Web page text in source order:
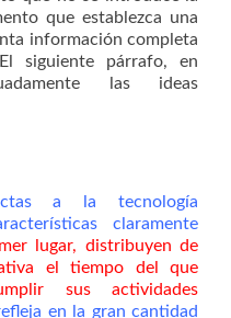
que establezca una
información completa
siguiente párrafo, en
las ideas
a la tecnología
claramente
lugar, distribuyen de
el tiempo del que
sus actividades
en la gran cantidad